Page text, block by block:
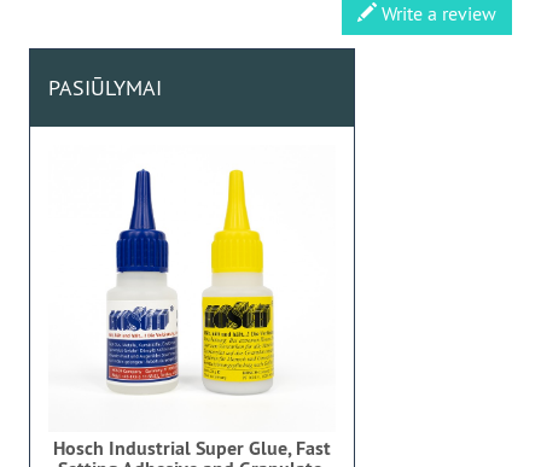
Write a review
PASIŪLYMAI
Hosch Industrial Super Glue, Fast